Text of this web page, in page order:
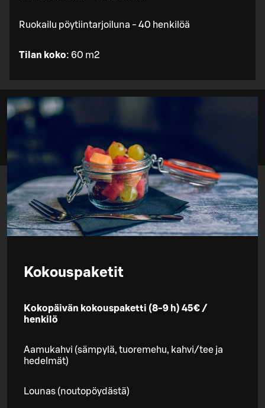
Ruokailu pöytiintarjoiluna - 40 henkilöä
Tilan koko: 60 m2
Kokouspaketit
Kokopäivän kokouspaketti (8-9 h) 45€ /
henkilö
Aamukahvi (sämpylä, tuoremehu, kahvi/tee ja
hedelmät)
Lounas (noutopöydästä)